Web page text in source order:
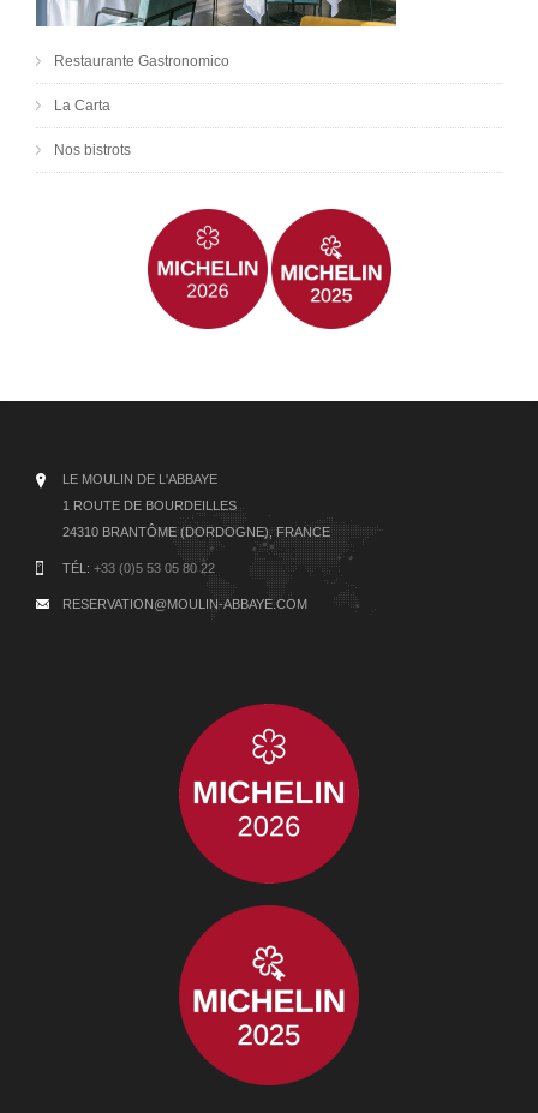
Restaurante Gastronomico
La Carta
Nos bistrots
LE MOULIN DE L'ABBAYE
1 ROUTE DE BOURDEILLES
24310 BRANTÔME (DORDOGNE), FRANCE
TÉL: +33 (0)5 53 05 80 22
RESERVATION@MOULIN-ABBAYE.COM